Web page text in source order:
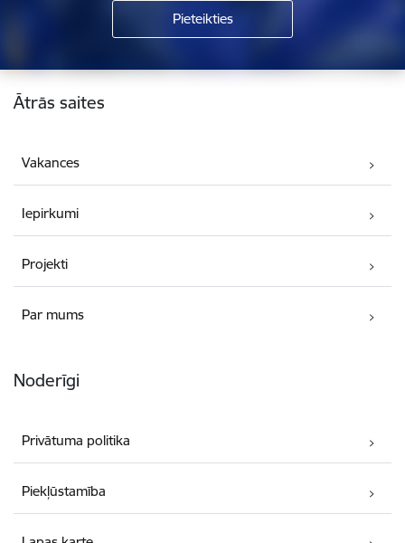
Kājene
Ātrās saites
Vakances
Iepirkumi
Projekti
Par mums
Noderīgi
Privātuma politika
Piekļūstamība